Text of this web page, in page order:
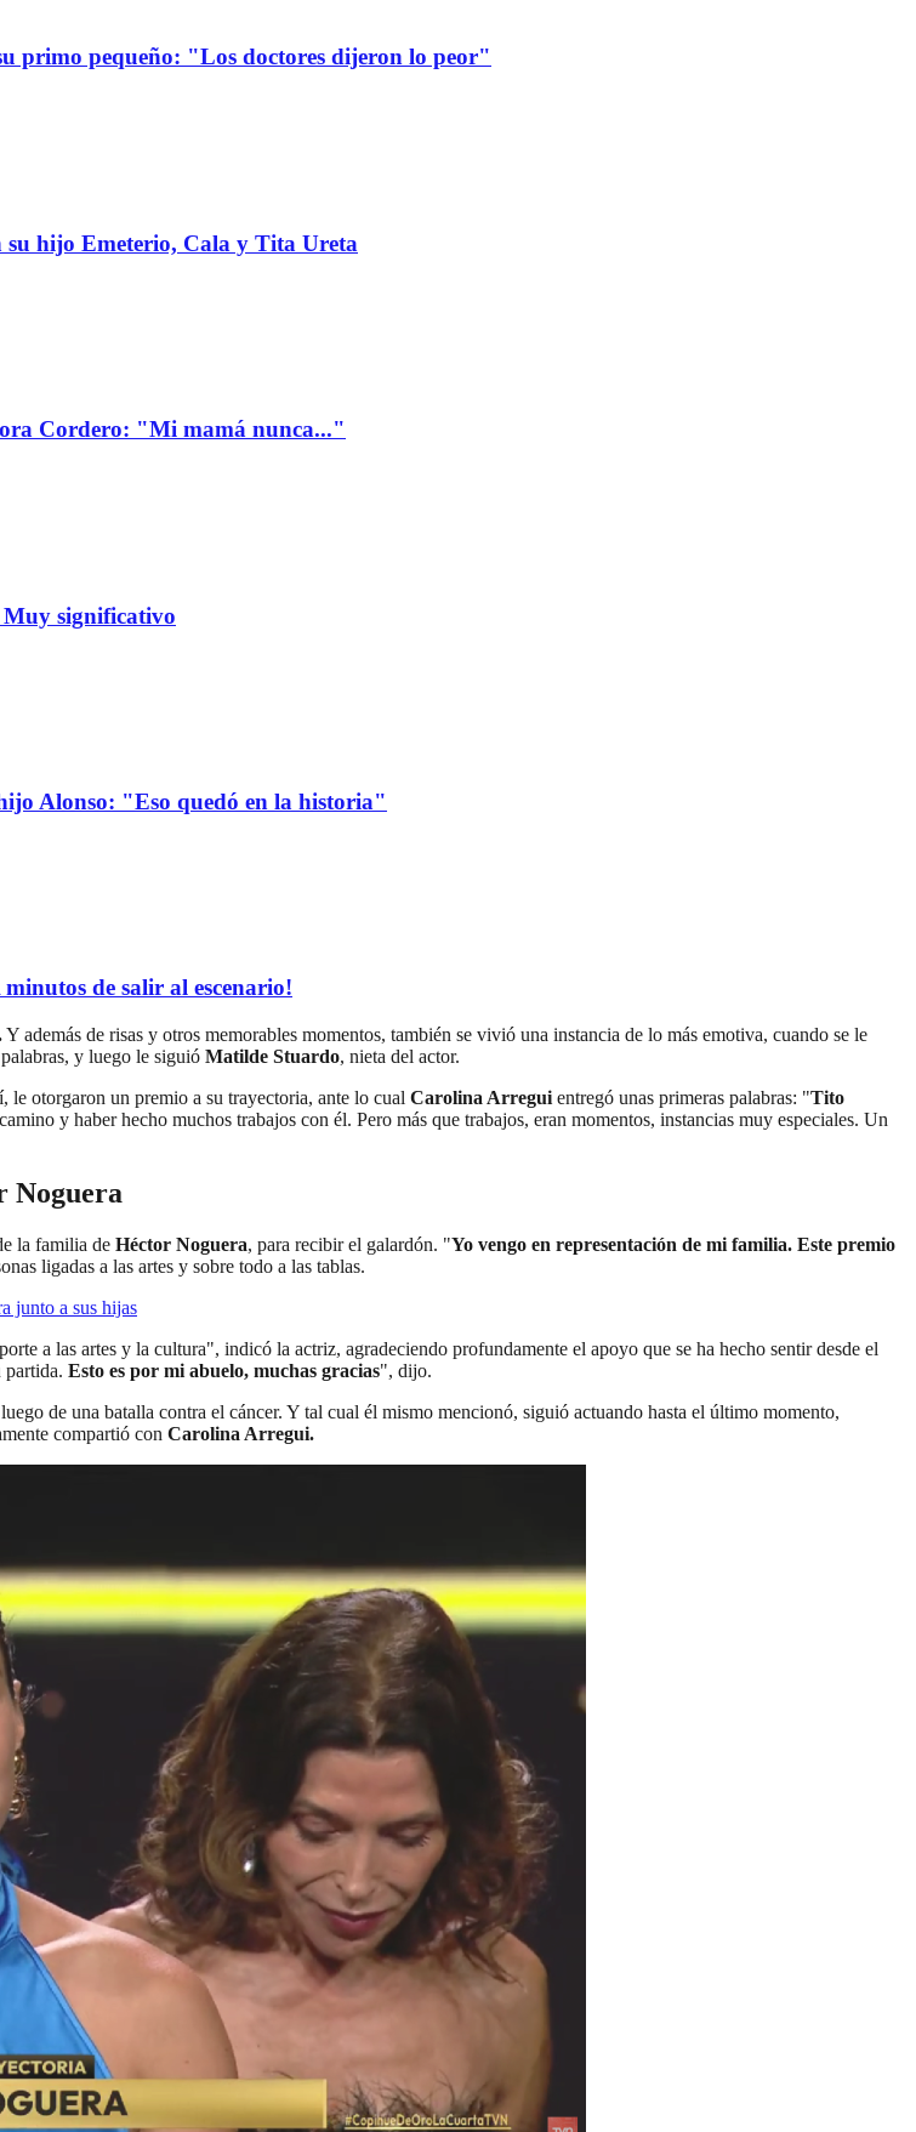
primo pequeño: "Los doctores dijeron lo peor"
hijo Emeterio, Cala y Tita Ureta
Cordero: "Mi mamá nunca..."
Muy significativo
Alonso: "Eso quedó en la historia"
de salir al escenario!
Y además de risas y otros memorables momentos, también se vivió una instancia de lo más emotiva, cuando se le
y luego le siguió Matilde Stuardo, nieta del actor.
otorgaron un premio a su trayectoria, ante lo cual Carolina Arregui entregó unas primeras palabras: "Tito
y haber hecho muchos trabajos con él. Pero más que trabajos, eran momentos, instancias muy especiales. Un
Noguera
la familia de Héctor Noguera, para recibir el galardón. "Yo vengo en representación de mi familia. Este premio
ligadas a las artes y sobre todo a las tablas.
junto a sus hijas
a las artes y la cultura", indicó la actriz, agradeciendo profundamente el apoyo que se ha hecho sentir desde el
partida. Esto es por mi abuelo, muchas gracias", dijo.
de una batalla contra el cáncer. Y tal cual él mismo mencionó, siguió actuando hasta el último momento,
compartió con Carolina Arregui.